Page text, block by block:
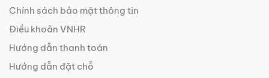
Chính sách bảo mật thông tin
Điều khoản VNHR
Hướng dẫn thanh toán
Hướng dẫn đặt chỗ